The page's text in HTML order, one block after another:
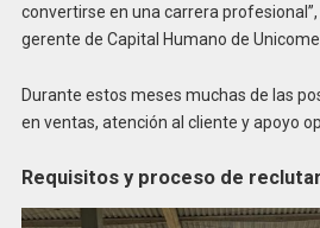
convertirse en una carrera
gerente de Capital Humano de
Durante estos meses muchas de las
en ventas, atención al cliente y apoyo
Requisitos y proceso de